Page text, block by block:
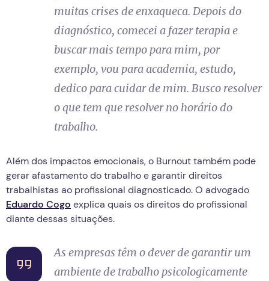
muitas crises de enxaqueca. Depois do
diagnóstico, comecei a fazer terapia e
buscar mais tempo para mim, por
exemplo, vou para academia, estudo,
dedico para cuidar de mim. Busco resolver
o que tem que resolver no horário do
trabalho.
Além dos impactos emocionais, o Burnout também pode
gerar afastamento do trabalho e garantir direitos
trabalhistas ao profissional diagnosticado. O advogado
Eduardo Cogo explica quais os direitos do profissional
diante dessas situações.
As empresas têm o dever de garantir um
ambiente de trabalho psicologicamente